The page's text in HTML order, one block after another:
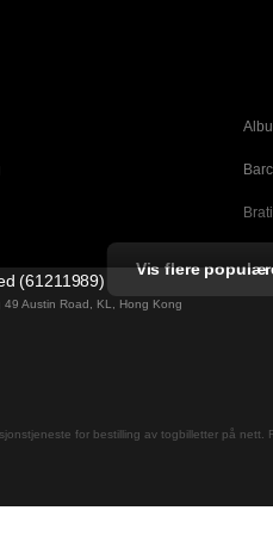
Vis flere
(61211989)
49 Austin Road, KL, Hong Kong
for bestilling av togbilletter på nett.